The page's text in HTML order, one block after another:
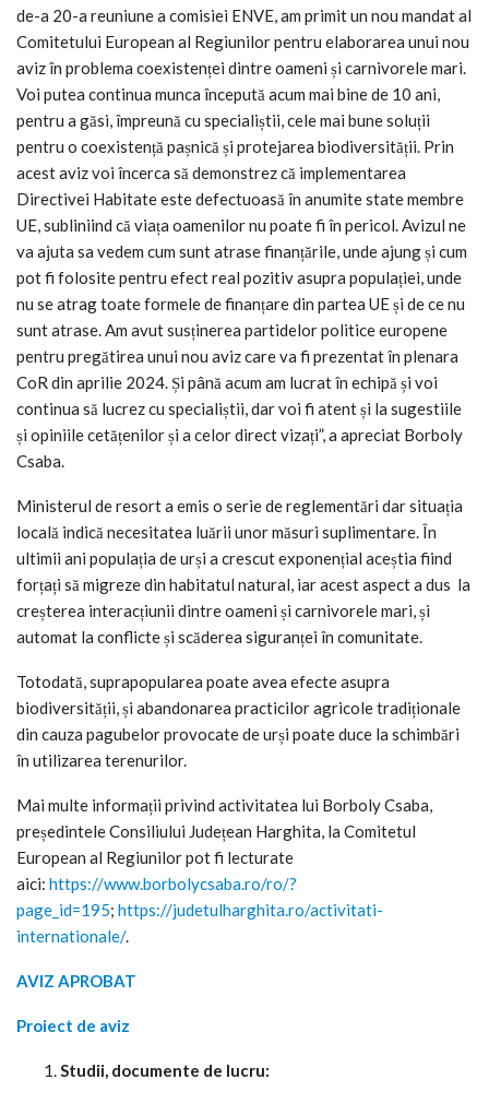
de-a 20-a reuniune a comisiei ENVE, am primit un nou mandat al
Comitetului European al Regiunilor pentru elaborarea unui nou
aviz în problema coexistenței dintre oameni și carnivorele mari.
Voi putea continua munca începută acum mai bine de 10 ani,
pentru a găsi, împreună cu specialiștii, cele mai bune soluții
pentru o coexistență pașnică și protejarea biodiversității. Prin
acest aviz voi încerca să demonstrez că implementarea
Directivei Habitate este defectuoasă în anumite state membre
UE, subliniind că viața oamenilor nu poate fi în pericol. Avizul ne
va ajuta sa vedem cum sunt atrase finanțările, unde ajung și cum
pot fi folosite pentru efect real pozitiv asupra populației, unde
nu se atrag toate formele de finanțare din partea UE și de ce nu
sunt atrase. Am avut susținerea partidelor politice europene
pentru pregătirea unui nou aviz care va fi prezentat în plenara
CoR din aprilie 2024. Și până acum am lucrat în echipă și voi
continua să lucrez cu specialiștii, dar voi fi atent și la sugestiile
și opiniile cetățenilor și a celor direct vizați”, a apreciat Borboly
Csaba.
Ministerul de resort a emis o serie de reglementări dar situația
locală indică necesitatea luării unor măsuri suplimentare. În
ultimii ani populația de urși a crescut exponențial aceștia fiind
forțați să migreze din habitatul natural, iar acest aspect a dus la
creșterea interacțiunii dintre oameni și carnivorele mari, și
automat la conflicte și scăderea siguranței în comunitate.
Totodată, suprapopularea poate avea efecte asupra
biodiversității, și abandonarea practicilor agricole tradiționale
din cauza pagubelor provocate de urși poate duce la schimbări
în utilizarea terenurilor.
Mai multe informații privind activitatea lui Borboly Csaba,
președintele Consiliului Județean Harghita, la Comitetul
European al Regiunilor pot fi lecturate
aici: https://www.borbolycsaba.ro/ro/?
page_id=195; https://judetulharghita.ro/activitati-
internationale/.
AVIZ APROBAT
Proiect de aviz
Studii, documente de lucru: